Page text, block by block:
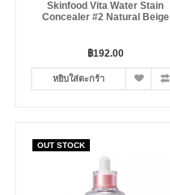
Skinfood Vita Water Stain
Concealer #2 Natural Beige
฿192.00
หยิบใส่ตะกร้า
OUT STOCK